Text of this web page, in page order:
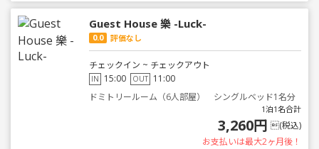
Guest House 樂 -Luck-
0.0 評価なし
チェックイン ~ チェックアウト
IN 15:00 OUT 11:00
ドミトリールーム（6人部屋） シングルベッド1名分
1泊1名合計
3,260円 (税込)
お支払いは最大2ヶ月後！